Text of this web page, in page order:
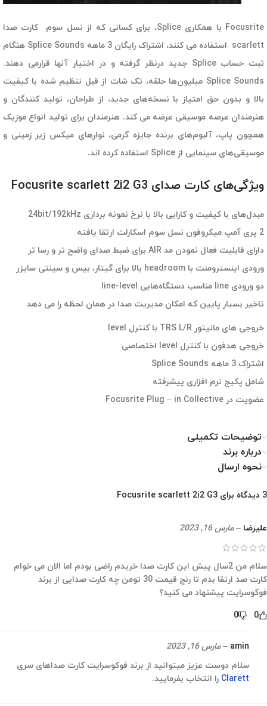
Focusrite با همکاری Splice، برای کسانی که از نسل سوم کارت صدا
scarlett استفاده می کنند، اشتراک رایگان 3 ماهه Splice Sounds هنگام
ثبت حساب Splice جدید درنظر گرفته و در اختیار آنها قرارمی دهند.
Splice Sounds میلیون‌ها حلقه، تک شات از قبل تنظیم شده با کیفیت
بالا و بدون حق امتیاز با نسخه‌های جدید، از طراحان، تولید کنندگان و
هنرمندان عرصه موسیقی عرضه می کند. هنرمندان برای تولید انواع موزیک
همچون پاپ، آلبوم‌های برنده جایزه گرمی، نوارهای میکس زیر زمینی و
موسیقی‌های سینمایی از Splice استفاده کرده اند.
ویژگی‌های کارت صدای Focusrite scarlett 2i2 G3
مبدل‌های با کیفیت و کارایی بالا با نرخ نمونه برداری 24bit/192kHz
2 پری آمپ میکروفون نسل سوم اسکارلت ارتقا یافته
دارای قابلیت فعال نمودن مد AIR برای ضبط صدای واضح تر و رسا تر
ورودی اینسترومنت با headroom بالا برای گیتار، بیس و سینتی سایزر
دو ورودی line مناسب دستگاه‌هایی line-level
تاخیر بسیار پایین که امکان مدیریت صدا در همان لحظه را می دهد
خروجی های مانیتور TRS L/R با کنترل level
خروجی هدفون با کنترل level اختصاصی
اشتراک 3 ماهه Splice Sounds
شامل پکیج نرم افزاری پیشرفته
عضویت در Focusrite Plug – in Collective
توضیحات تکمیلی
درباره برند
نحوه ارسال
3 دیدگاه برای Focusrite scarlett 2i2 G3
علیرضا – مارس 16, 2023
سلام من 2سال پیش این کارت صدا خریدم راضی بودم اما الان می خوام
کارت صد ارتقا بدم تا رنج قیمت 30 تومن چه کارت صدایی از برند
فوکوسرایت پیشنهاد می کنید؟
0
0
amin
– مارس 16, 2023
سلام دوست عزیز میتوانید از برند فوکوسرایت کارت صداهای سری
Clarett را انتخاب بفرمایید.